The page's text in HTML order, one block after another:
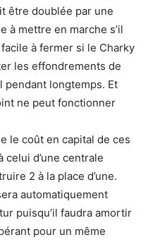
être doublée par une
à mettre en marche s’il
à fermer si le Charky
les effondrements de
pendant longtemps. Et
ne peut fonctionner
le coût en capital de ces
d’une centrale
2 à la place d’une.
automatiquement
puisqu’il faudra amortir
pour un même